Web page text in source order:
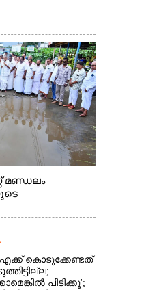
മണ്ഡലം
കൊടുക്കേണ്ടത്
പിടിക്കൂ';